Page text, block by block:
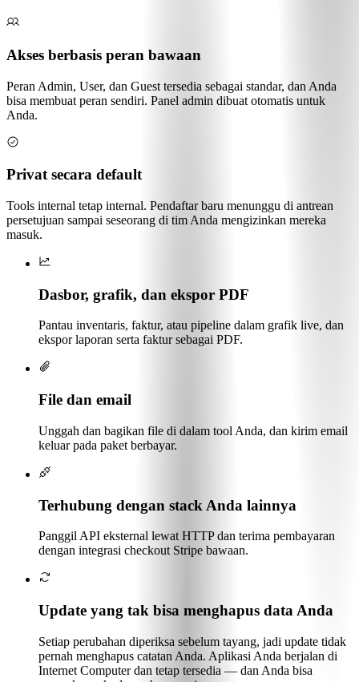
Akses berbasis peran bawaan
Peran Admin, User, dan Guest tersedia sebagai standar, dan Anda
bisa membuat peran sendiri. Panel admin dibuat otomatis untuk
Anda.
Privat secara default
Tools internal tetap internal. Pendaftar baru menunggu di antrean
persetujuan sampai seseorang di tim Anda mengizinkan mereka
masuk.
Dasbor, grafik, dan ekspor PDF
Pantau inventaris, faktur, atau pipeline dalam grafik live, dan
ekspor laporan serta faktur sebagai PDF.
File dan email
Unggah dan bagikan file di dalam tool Anda, dan kirim email
keluar pada paket berbayar.
Terhubung dengan stack Anda lainnya
Panggil API eksternal lewat HTTP dan terima pembayaran
dengan integrasi checkout Stripe bawaan.
Update yang tak bisa menghapus data Anda
Setiap perubahan diperiksa sebelum tayang, jadi update tidak
pernah menghapus catatan Anda. Aplikasi Anda berjalan di
Internet Computer dan tetap tersedia — dan Anda bisa